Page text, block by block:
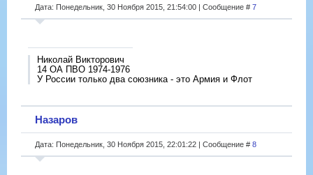
Дата: Понедельник, 30 Ноября 2015, 21:54:00 | Сообщение # 7
Николай Викторович
14 ОА ПВО 1974-1976
У России только два союзника - это Армия и Флот
Назаров
Дата: Понедельник, 30 Ноября 2015, 22:01:22 | Сообщение # 8